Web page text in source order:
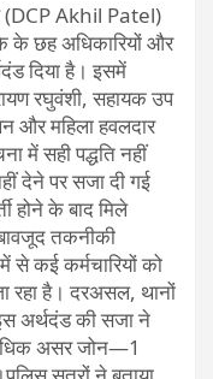
(DCP Akhil Patel)
छह अधिकारियों और
दिया है। इसमें
रघुवंशी, सहायक उप
और महिला हवलदार
में सही पद्धति नहीं
देने पर सजा दी गई
होने के बाद मिले
त​कनीकी
से कई कर्मचारियों को
रहा है। दरअसल, थानों
अर्थदंड की सजा ने
असर जोन—1